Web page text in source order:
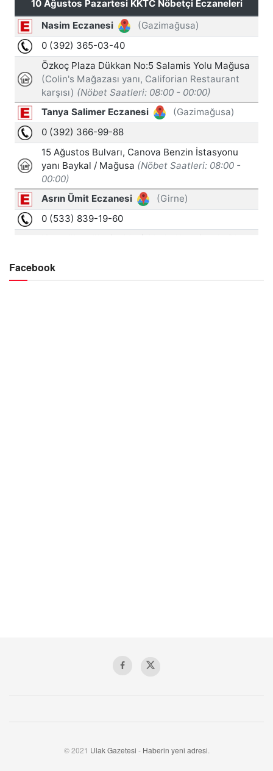
Facebook
© 2021 Ulak Gazetesi - Haberin yeni adresi